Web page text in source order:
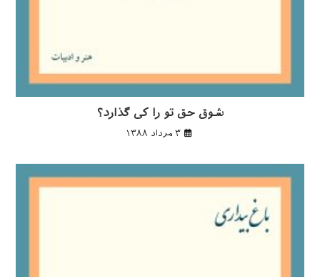
شوق حق تو را كی گذارد؟
۳ مرداد ۱۳۸۸